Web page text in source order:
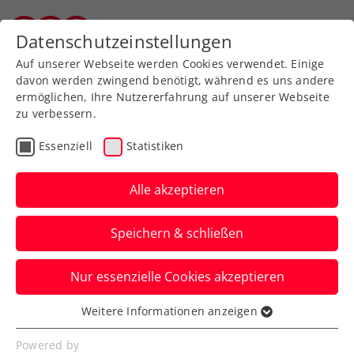
Zurück zur Newsübersicht
Turniere
NÖ Open powered by
EVN: Der Abschied des
Last Action Heros
Mit Gerald Melzer ist der letzte
Österreicher beim ATP-Challenger-
Heimturnier in Tulln ausgeschieden.
Verfasst von: Presseaussendung / Redaktion, 07.09.2023
Datenschutzeinstellungen
Auf unserer Webseite werden Cookies verwendet. Einige
davon werden zwingend benötigt, während es uns andere
ermöglichen, Ihre Nutzererfahrung auf unserer Webseite
zu verbessern.
Essenziell Statistiken
Alle akzeptieren
Speichern & schließen
Nur essenzielle Cookies akzeptieren
Essenziell
Essenzielle Cookies werden für grundlegende
Weitere Informationen anzeigen
Powered by